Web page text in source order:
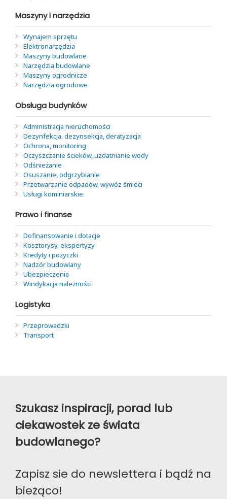
Maszyny i narzędzia
Wynajem sprzętu
Elektronarzędzia
Maszyny budowlane
Narzędzia budowlane
Maszyny ogrodnicze
Narzędzia ogrodowe
Obsługa budynków
Administracja nieruchomości
Dezynfekcja, dezynsekcja, deratyzacja
Ochrona, monitoring
Oczyszczanie ścieków, uzdatnianie wody
Odśnieżanie
Osuszanie, odgrzybianie
Przetwarzanie odpadów, wywóz śmieci
Usługi kominiarskie
Prawo i finanse
Dofinansowanie i dotacje
Kosztorysy, ekspertyzy
Kredyty i pożyczki
Nadzór budowlany
Ubezpieczenia
Windykacja należności
Logistyka
Przeprowadzki
Transport
Szukasz inspiracji, porad lub
ciekawostek ze świata
budowlanego?
Zapisz sie do newslettera i bądź na
bieżąco!